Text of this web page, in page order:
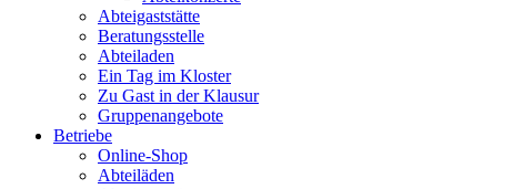
Abteigaststätte
Beratungsstelle
Abteiladen
Ein Tag im Kloster
Zu Gast in der Klausur
Gruppenangebote
Betriebe
Online-Shop
Abteiläden